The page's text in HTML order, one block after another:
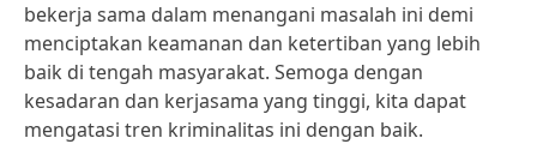
bekerja sama dalam menangani masalah ini demi
menciptakan keamanan dan ketertiban yang lebih
baik di tengah masyarakat. Semoga dengan
kesadaran dan kerjasama yang tinggi, kita dapat
mengatasi tren kriminalitas ini dengan baik.